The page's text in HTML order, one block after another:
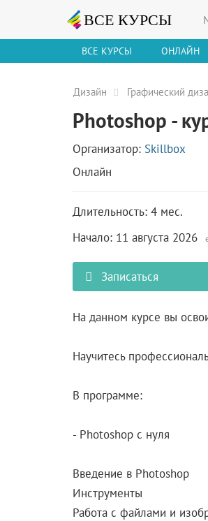
ВСЕ КУРСЫ ОНЛАЙН
Дизайн Графический
Photoshop -
Организатор: Skillbox
Онлайн
Длительность: 4 мес.
Начало: 11 августа 2026
Записаться
На данном курсе вы
Научитесь
В программе:
- Photoshop с нуля
Введение в Photoshop
Инструменты
Работа с файлами и